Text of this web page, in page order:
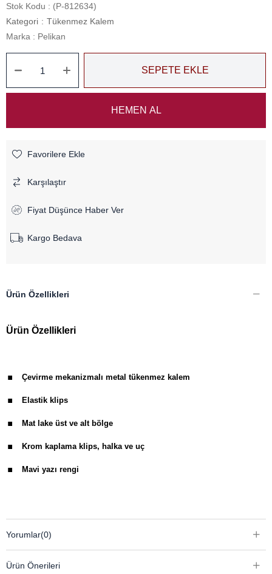
Stok Kodu
(P-812634)
Kategori : Tükenmez Kalem
Marka : Pelikan
Favorilere Ekle
Karşılaştır
Fiyat Düşünce Haber Ver
Kargo Bedava
Ürün Özellikleri
Ürün Özellikleri
. Çevirme mekanizmalı metal tükenmez kalem
. Elastik klips
. Mat lake üst ve alt bölge
. Krom kaplama klips, halka ve uç
. Mavi yazı rengi
Yorumlar(0)
Ürün Önerileri